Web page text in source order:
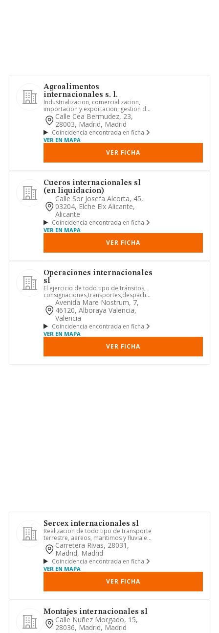
Agroalimentos
internacionales s. l.
Industrializacion, comercializacion,
importacion y exportacion, gestion de
empresas y la realizacio...
Calle Cea Bermudez, 23,
28003, Madrid, Madrid
Coincidencia encontrada en ficha
VER EN MAPA
VER FICHA
Cueros internacionales sl
(en liquidacion)
Calle Sor Josefa Alcorta, 45,
03204, Elche Elx Alicante,
Alicante
Coincidencia encontrada en ficha
VER EN MAPA
VER FICHA
Operaciones internacionales
sl
El ejercicio de todo tipo de tránsitos,
consignaciones,transportes,despachos
de aduanas o cualquier...
Avenida Mare Nostrum, 7,
46120, Alboraya Valencia,
Valencia
Coincidencia encontrada en ficha
VER EN MAPA
VER FICHA
Sercex internacionales sl
Realizacion de todo tipo de transporte
terrestre, aereos, maritimos y fluviales,
por cuenta propia ...
Carretera Rivas, 28031,
Madrid, Madrid
Coincidencia encontrada en ficha
VER EN MAPA
VER FICHA
Montajes internacionales sl
Calle Nuñez Morgado, 15,
28036, Madrid, Madrid